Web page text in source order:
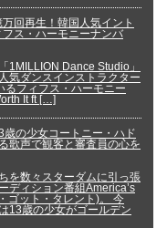
万回再生！韓国人気イント
ス・ハーモニーナンバ
1MILLION Dance Studio」
気ダンスインストラクター
るフィフス・ハーモニー
It ft […]
歳の少女コートニー・ハド
歌声で観客と審査員の心を
を数々スターダムに引っ張
ディション番組America’s
ゴット・タレント)。 今
13歳の少女がゴールデン